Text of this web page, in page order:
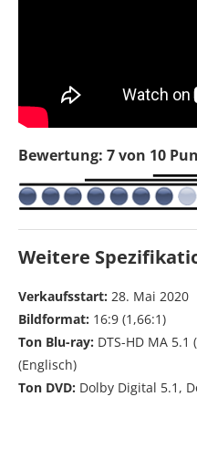
Bewertung: 7 von 10
Weitere
Verkaufsstart: 28. Mai 2020
Bildformat: 16:9 (1,66:1)
Ton Blu-ray: DTS-HD MA 5.1
(Englisch)
Ton DVD: Dolby Digital 5.1,